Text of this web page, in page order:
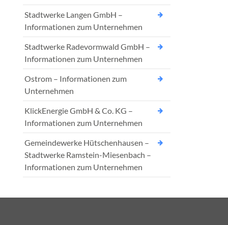
Stadtwerke Langen GmbH –
Informationen zum Unternehmen
Stadtwerke Radevormwald GmbH –
Informationen zum Unternehmen
Ostrom – Informationen zum
Unternehmen
KlickEnergie GmbH & Co. KG –
Informationen zum Unternehmen
Gemeindewerke Hütschenhausen –
Stadtwerke Ramstein-Miesenbach –
Informationen zum Unternehmen